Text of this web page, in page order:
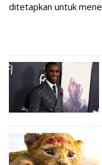
ditetapkan untuk